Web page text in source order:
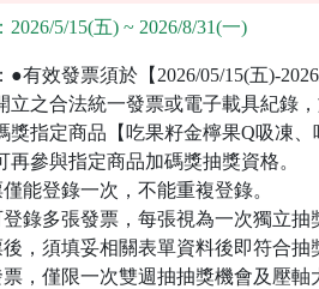
2026/5/15(五) ~ 2026/8/31(一)
●有效發票須於【2026/05/15(五)-
立之合法統一發票或電子載具紀錄
獎指定商品【吃果籽金檸果Q吸凍
再參與指定商品加碼獎抽獎資格。
能登錄一次，不能重複登錄。
錄多張發票，每張視為一次獨立抽
，須填妥相關表單資料後即符合抽
，僅限一次雙週抽抽獎機會及壓